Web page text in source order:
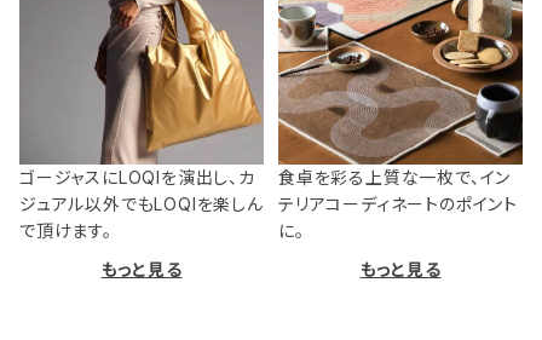
ゴージャスにLOQIを演出し、カ
ジュアル以外でもLOQIを楽しん
で頂けます。
もっと見る
食卓を彩る上質な一枚で、イン
テリアコーディネートのポイント
に。
もっと見る